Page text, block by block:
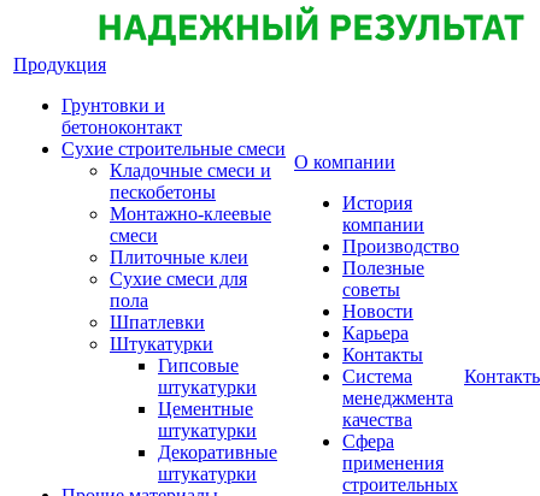
Продукция
Грунтовки и
бетоноконтакт
Сухие строительные смеси
Кладочные смеси и
пескобетоны
Монтажно-клеевые
смеси
Плиточные клеи
Сухие смеси для
пола
Шпатлевки
Штукатурки
Гипсовые
штукатурки
Цементные
штукатурки
Декоративные
штукатурки
О компании
История
компании
Производство
Полезные
советы
Новости
Карьера
Контакты
Система
менеджмента
качества
Сфера
применения
строительных